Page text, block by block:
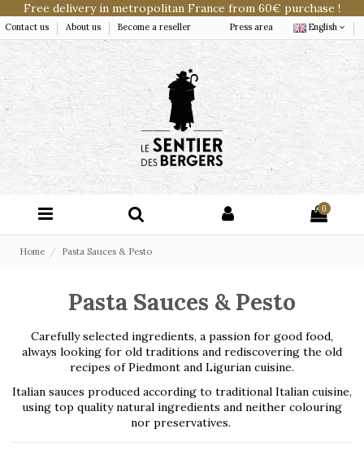
Free delivery in metropolitan France from 60€ purchase !
Contact us About us Become a reseller Press area English
0
Home Pasta Sauces & Pesto
Pasta Sauces & Pesto
Carefully selected ingredients, a passion for good food,
always looking for old traditions and rediscovering the old
recipes of Piedmont and Ligurian cuisine.
Italian sauces produced according to traditional Italian cuisine,
using top quality natural ingredients and neither colouring
nor preservatives.